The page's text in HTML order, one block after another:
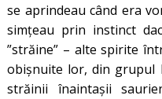
se aprindeau când era
simțeau prin instinct
”străine” – alte spirite
obișnuite lor, din grupul
străinii înaintașii